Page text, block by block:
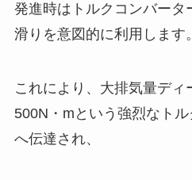
発進時はトルクコンバータ
滑りを意図的に利用します。
これにより、大排気量ディ
500N・mという強烈なト
へ伝達され、